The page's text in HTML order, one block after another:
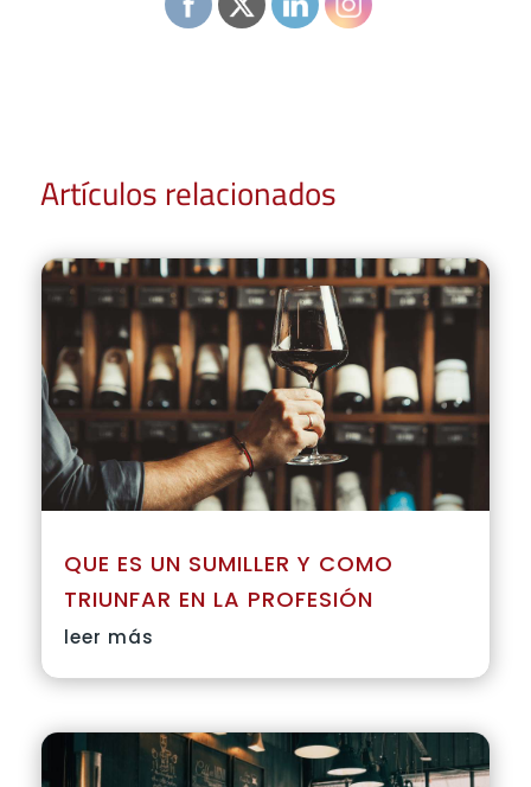
Artículos relacionados
QUE ES UN SUMILLER Y COMO
TRIUNFAR EN LA PROFESIÓN
leer más